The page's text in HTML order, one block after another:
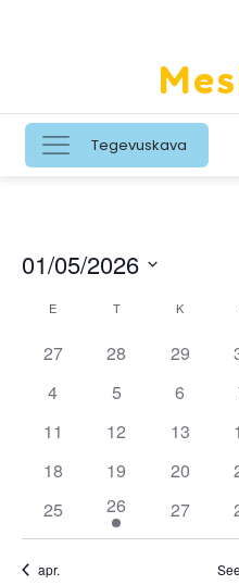
Tegevuskava
01/05/2026
kuupäev.
Sündmused
Kalender
E ESMASPÄEV
TTEISIPÄEVK
0
27
0
28
0
29
0
4
0
5
0
6
0
11
0
12
0
13
0
0
sündmused
18
0
sündmused
19
0
20
0
sündmused
25
1
sündmus
26
0
27
apr.